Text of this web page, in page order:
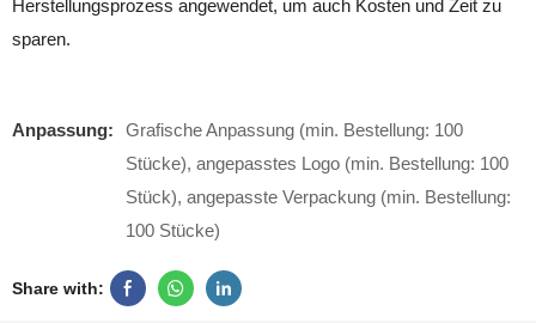
Herstellungsprozess angewendet, um auch Kosten und Zeit zu
sparen.
Anpassung:
Grafische Anpassung (min. Bestellung: 100
Stücke), angepasstes Logo (min. Bestellung: 100
Stück), angepasste Verpackung (min. Bestellung:
100 Stücke)
Share with: